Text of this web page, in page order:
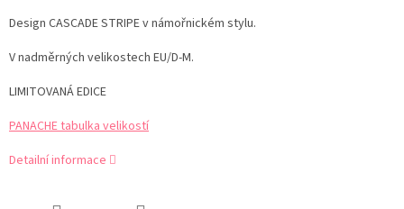
Design CASCADE STRIPE v námořnickém stylu.
V nadměrných velikostech EU/D-M.
LIMITOVANÁ EDICE
PANACHE tabulka velikostí
Detailní informace